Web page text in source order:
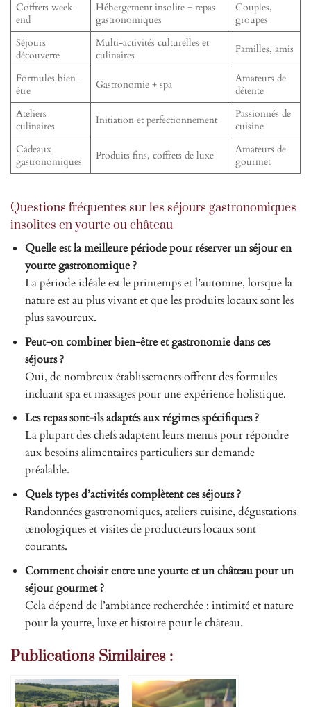
Coffrets week-
end
Hébergement insolite + repas
gastronomiques
Couples,
groupes
Séjours
découverte
Multi-activités culturelles et
culinaires
Familles, amis
Formules bien-
être
Gastronomie + spa
Amateurs de
détente
Ateliers
culinaires
Initiation et perfectionnement
Passionnés de
cuisine
Cadeaux
gastronomiques
Produits fins, coffrets de luxe
Amateurs de
gourmet
Questions fréquentes sur les séjours gastronomiques
insolites en yourte ou château
Quelle est la meilleure période pour réserver un séjour en
yourte gastronomique ?
La période idéale est le printemps et l’automne, lorsque la
nature est au plus vivant et que les produits locaux sont les
plus savoureux.
Peut-on combiner bien-être et gastronomie dans ces
séjours ?
Oui, de nombreux établissements offrent des formules
incluant spa et massages pour une expérience holistique.
Les repas sont-ils adaptés aux régimes spécifiques ?
La plupart des chefs adaptent leurs menus pour répondre
aux besoins alimentaires particuliers sur demande
préalable.
Quels types d’activités complètent ces séjours ?
Randonnées gastronomiques, ateliers cuisine, dégustations
œnologiques et visites de producteurs locaux sont
courants.
Comment choisir entre une yourte et un château pour un
séjour gourmet ?
Cela dépend de l’ambiance recherchée : intimité et nature
pour la yourte, luxe et histoire pour le château.
Publications Similaires :